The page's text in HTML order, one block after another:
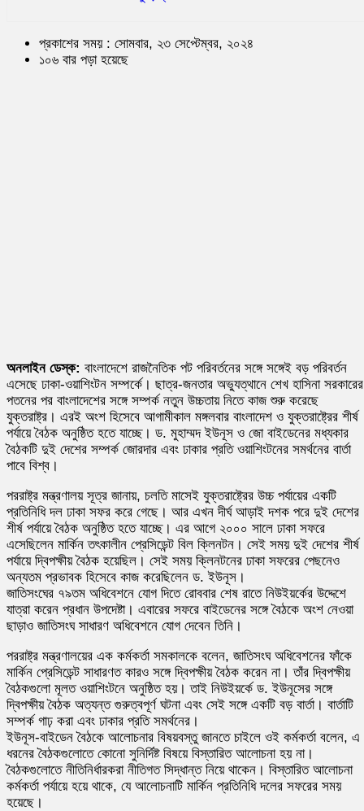
প্রকাশের সময় : সোমবার, ২৩ সেপ্টেম্বর, ২০২৪
১০৬ বার পড়া হয়েছে
অনলাইন ডেস্ক: বাংলাদেশে রাজনৈতিক পট পরিবর্তনের সঙ্গে সঙ্গেই বড় পরিবর্তন
এসেছে ঢাকা-ওয়াশিংটন সম্পর্কে। ছাত্র-জনতার অভ্যুত্থানে শেখ হাসিনা সরকারের
পতনের পর বাংলাদেশের সঙ্গে সম্পর্ক নতুন উচ্চতায় নিতে কাজ শুরু করেছে
যুক্তরাষ্ট্র। এরই অংশ হিসেবে আগামীকাল মঙ্গলবার বাংলাদেশ ও যুক্তরাষ্ট্রের শীর্ষ
পর্যায়ে বৈঠক অনুষ্ঠিত হতে যাচ্ছে। ড. মুহাম্মদ ইউনূস ও জো বাইডেনের মধ্যকার
বৈঠকটি দুই দেশের সম্পর্ক জোরদার এবং ঢাকার প্রতি ওয়াশিংটনের সমর্থনের বার্তা
পাবে বিশ্ব।
পররাষ্ট্র মন্ত্রণালয় সূত্র জানায়, চলতি মাসেই যুক্তরাষ্ট্রের উচ্চ পর্যায়ের একটি
প্রতিনিধি দল ঢাকা সফর করে গেছে। আর এখন দীর্ঘ আড়াই দশক পরে দুই দেশের
শীর্ষ পর্যায়ে বৈঠক অনুষ্ঠিত হতে যাচ্ছে। এর আগে ২০০০ সালে ঢাকা সফরে
এসেছিলেন মার্কিন তৎকালীন প্রেসিডেন্ট বিল ক্লিনটন। সেই সময় দুই দেশের শীর্ষ
পর্যায়ে দ্বিপক্ষীয় বৈঠক হয়েছিল। সেই সময় ক্লিনটনের ঢাকা সফরের পেছনেও
অন্যতম প্রভাবক হিসেবে কাজ করেছিলেন ড. ইউনূস।
জাতিসংঘের ৭৯তম অধিবেশনে যোগ দিতে রোববার শেষ রাতে নিউইয়র্কের উদ্দেশে
যাত্রা করেন প্রধান উপদেষ্টা। এবারের সফরে বাইডেনের সঙ্গে বৈঠকে অংশ নেওয়া
ছাড়াও জাতিসংঘ সাধারণ অধিবেশনে যোগ দেবেন তিনি।
পররাষ্ট্র মন্ত্রণালয়ের এক কর্মকর্তা সমকালকে বলেন, জাতিসংঘ অধিবেশনের ফাঁকে
মার্কিন প্রেসিডেন্ট সাধারণত কারও সঙ্গে দ্বিপক্ষীয় বৈঠক করেন না। তাঁর দ্বিপক্ষীয়
বৈঠকগুলো মূলত ওয়াশিংটনে অনুষ্ঠিত হয়। তাই নিউইয়র্কে ড. ইউনূসের সঙ্গে
দ্বিপক্ষীয় বৈঠক অত্যন্ত গুরুত্বপূর্ণ ঘটনা এবং সেই সঙ্গে একটি বড় বার্তা। বার্তাটি
সম্পর্ক গাঢ় করা এবং ঢাকার প্রতি সমর্থনের।
ইউনূস-বাইডেন বৈঠকে আলোচনার বিষয়বস্তু জানতে চাইলে ওই কর্মকর্তা বলেন, এ
ধরনের বৈঠকগুলোতে কোনো সুনির্দিষ্ট বিষয়ে বিস্তারিত আলোচনা হয় না।
বৈঠকগুলোতে নীতিনির্ধারকরা নীতিগত সিদ্ধান্ত নিয়ে থাকেন। বিস্তারিত আলোচনা
কর্মকর্তা পর্যায়ে হয়ে থাকে, যে আলোচনাটি মার্কিন প্রতিনিধি দলের সফরের সময়
হয়েছে।